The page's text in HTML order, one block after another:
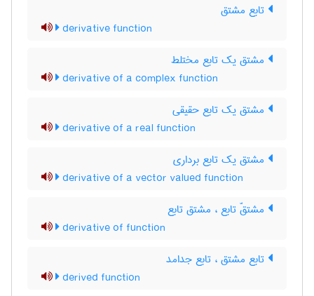
تابع مشتق
derivative function
مشتق یک تابع مختلط
derivative of a complex function
مشتق یک تابع حقیقی
derivative of a real function
مشتق یک تابع برداری
derivative of a vector valued function
مشتقّ تابع ، مشتق تابع
derivative of function
تابع مشتق ، تابع جدامد
derived function